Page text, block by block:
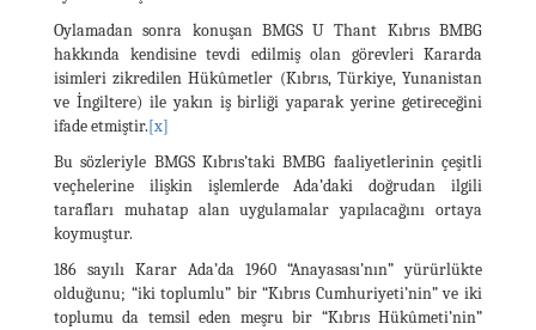
Oylamadan sonra konuşan BMGS U Thant Kıbrıs BMBG
hakkında kendisine tevdi edilmiş olan görevleri Kararda
isimleri zikredilen Hükûmetler (Kıbrıs, Türkiye, Yunanistan
ve İngiltere) ile yakın iş birliği yaparak yerine getireceğini
ifade etmiştir.[x]
Bu sözleriyle BMGS Kıbrıs’taki BMBG faaliyetlerinin çeşitli
veçhelerine ilişkin işlemlerde Ada’daki doğrudan ilgili
tarafları muhatap alan uygulamalar yapılacağını ortaya
koymuştur.
186 sayılı Karar Ada’da 1960 “Anayasası’nın” yürürlükte
olduğunu; “iki toplumlu” bir “Kıbrıs Cumhuriyeti’nin” ve iki
toplumu da temsil eden meşru bir “Kıbrıs Hükûmeti’nin”